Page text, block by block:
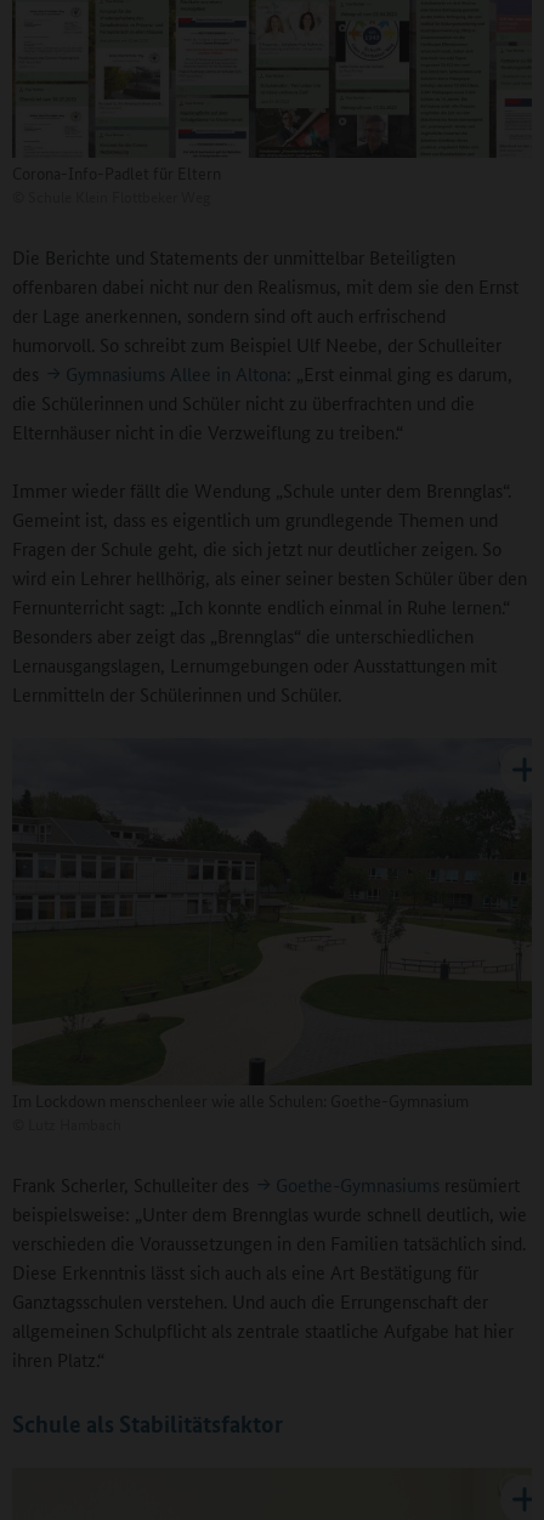
Die Berichte und Statements der unmittelbar Beteiligten
offenbaren dabei nicht nur den Realismus, mit dem sie den Ernst
der Lage anerkennen, sondern sind oft auch erfrischend
humorvoll. So schreibt zum Beispiel Ulf Neebe, der Schulleiter
des
Gymnasiums Allee in Altona : „Erst einmal ging es darum,
die Schülerinnen und Schüler nicht zu überfrachten und die
Elternhäuser nicht in die Verzweiflung zu treiben.“
Immer wieder fällt die Wendung „Schule unter dem Brennglas“.
Gemeint ist, dass es eigentlich um grundlegende Themen und
Fragen der Schule geht, die sich jetzt nur deutlicher zeigen. So
wird ein Lehrer hellhörig, als einer seiner besten Schüler über den
Fernunterricht sagt: „Ich konnte endlich einmal in Ruhe lernen.“
Besonders aber zeigt das „Brennglas“ die unterschiedlichen
Lernausgangslagen, Lernumgebungen oder Ausstattungen mit
Lernmitteln der Schülerinnen und Schüler.
Frank Scherler, Schulleiter des Goethe-Gymnasiums resümiert
beispielsweise: „Unter dem Brennglas wurde schnell deutlich, wie
verschieden die Voraussetzungen in den Familien tatsächlich sind.
Diese Erkenntnis lässt sich auch als eine Art Bestätigung für
Ganztagsschulen verstehen. Und auch die Errungenschaft der
allgemeinen Schulpflicht als zentrale staatliche Aufgabe hat hier
ihren Platz.“
Schule als Stabilitätsfaktor